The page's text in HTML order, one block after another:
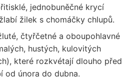
jednobuněčné krycí
žilek s chomáčky chlupů.
čtyřčetné a oboupohlavné
hustých, kulovitých
které rozkvétají dlouho před
od února do dubna.